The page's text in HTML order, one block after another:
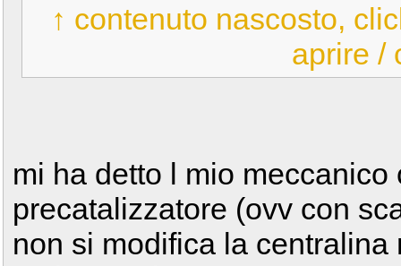
↑ contenuto nascosto,
aprire /
mi ha detto l mio meccanico
precatalizzatore (ovv con
non si modifica la